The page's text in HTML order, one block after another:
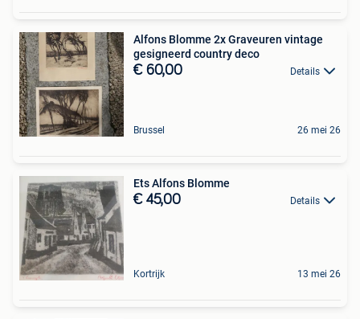
Alfons Blomme 2x Graveuren vintage
gesigneerd country deco
€ 60,00 Details
Brussel 26 mei 26
Ets Alfons Blomme
€ 45,00 Details
Kortrijk 13 mei 26